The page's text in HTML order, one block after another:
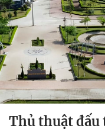
Thủ thuật đấu